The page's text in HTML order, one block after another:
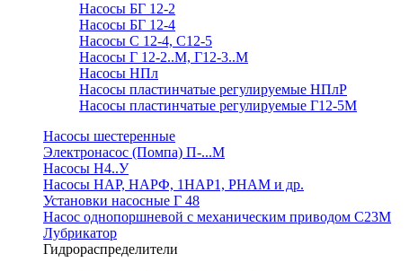
Насосы БГ 12-2
Насосы БГ 12-4
Насосы С 12-4, С12-5
Насосы Г 12-2..М, Г12-3..М
Насосы НПл
Насосы пластинчатые регулируемые НПлР
Насосы пластинчатые регулируемые Г12-5М
Насосы шестеренные
Электронасос (Помпа) П-...М
Насосы Н4..У
Насосы НАР, НАРФ, 1НАР1, РНАМ и др.
Установки насосные Г 48
Насос однопоршневой с механическим приводом С23М
Лубрикатор
Гидрораспределители